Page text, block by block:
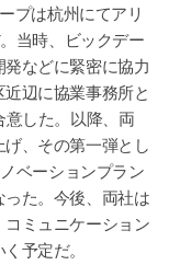
プは杭州にてアリ
当時、ビックデー
などに緊密に協力
辺に協業事務所と
意した。以降、両
、その第一弾とし
ベーションプラン
った。今後、両社は
ミュニケーション
予定だ。